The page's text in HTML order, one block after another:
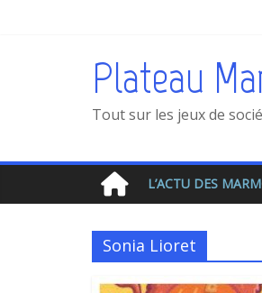
Plateau
Tout sur les jeux de
L’ACTU DES
Sonia Lioret